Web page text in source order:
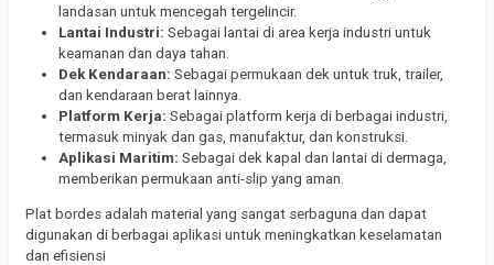
landasan untuk mencegah tergelincir.
Lantai Industri: Sebagai lantai di area kerja industri untuk
keamanan dan daya tahan.
Dek Kendaraan: Sebagai permukaan dek untuk truk, trailer,
dan kendaraan berat lainnya.
Platform Kerja: Sebagai platform kerja di berbagai industri,
termasuk minyak dan gas, manufaktur, dan konstruksi.
Aplikasi Maritim: Sebagai dek kapal dan lantai di dermaga,
memberikan permukaan anti-slip yang aman.
Plat bordes adalah material yang sangat serbaguna dan dapat
digunakan di berbagai aplikasi untuk meningkatkan keselamatan
dan efisiensi